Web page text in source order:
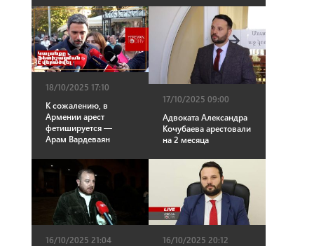
18/10/2025 17:10
К сожалению, в
Армении арест
фетишируется —
Арам Вардеваян
17/10/2025 09:00
Адвоката Александра
Кочубаева арестовали
на 2 месяца
16/10/2025 21:04
16/10/2025 20:12